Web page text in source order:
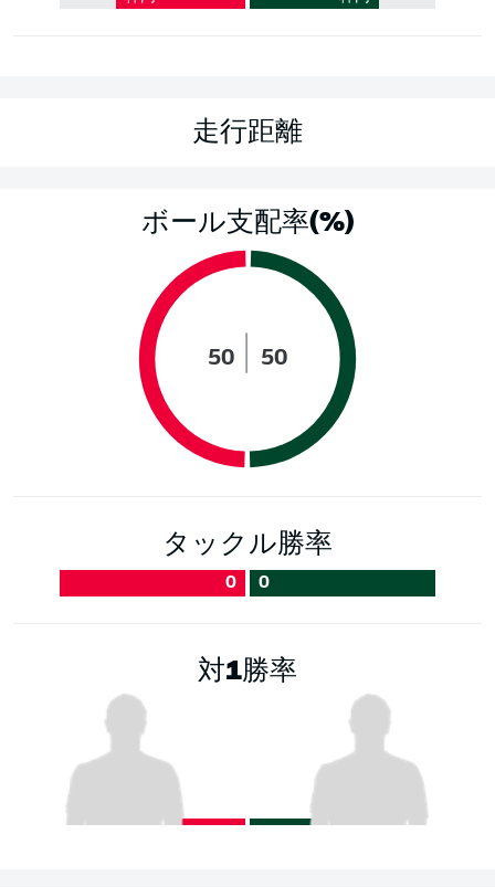
走行距離
ボール支配率(%)
50 50
タックル勝率
0 0
対1勝率